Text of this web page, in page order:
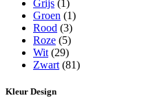
Grijs (1)
Groen (1)
Rood (3)
Roze (5)
Wit (29)
Zwart (81)
Kleur Design